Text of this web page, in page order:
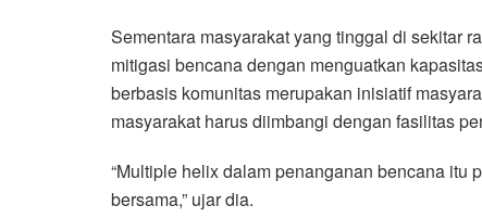
Sementara masyarakat yang tinggal di sekitar
mitigasi bencana dengan menguatkan
berbasis komunitas merupakan inisiatif
masyarakat harus diimbangi dengan fasilitas
“Multiple helix dalam penanganan bencana itu
bersama,” ujar dia.